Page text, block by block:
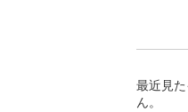
最近見
ん。